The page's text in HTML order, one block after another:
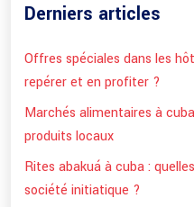
Derniers articles
Offres spéciales dans les
repérer et en profiter ?
Marchés alimentaires à
produits locaux
Rites abakuá à cuba :
société initiatique ?